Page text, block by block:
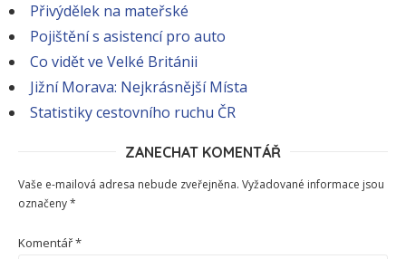
Přivýdělek na mateřské
Pojištění s asistencí pro auto
Co vidět ve Velké Británii
Jižní Morava: Nejkrásnější Místa
Statistiky cestovního ruchu ČR
ZANECHAT KOMENTÁŘ
Vaše e-mailová adresa nebude zveřejněna. Vyžadované informace jsou
označeny*
Komentář*